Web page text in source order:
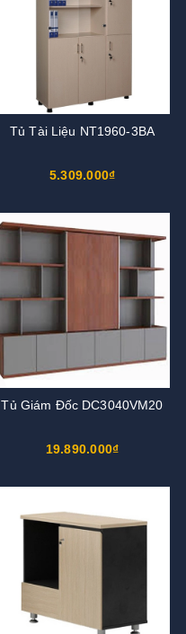
Tủ Tài Liệu NT1960-3BA
5.309.000₫
Tủ Giám Đốc DC3040VM20
19.890.000₫